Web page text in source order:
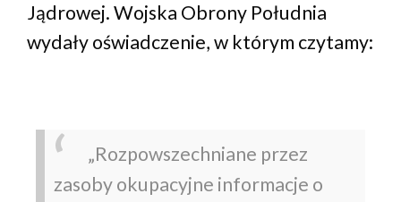
Jądrowej. Wojska Obrony Południa
wydały oświadczenie, w którym czytamy:
„Rozpowszechniane przez
zasoby okupacyjne informacje o